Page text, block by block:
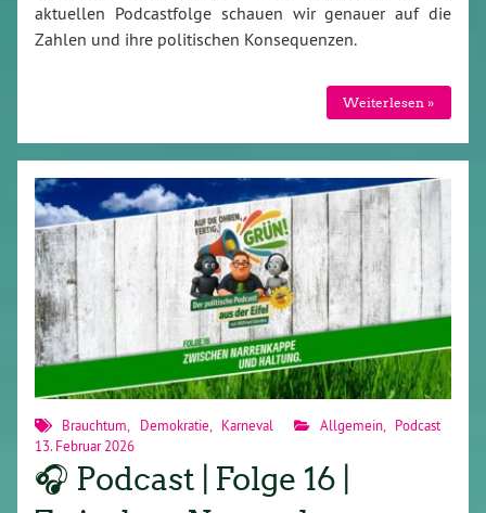
aktuellen Podcastfolge schauen wir genauer auf die
Zahlen und ihre politischen Konsequenzen.
Weiterlesen »
Brauchtum Demokratie Karneval Allgemein, Podcast
13. Februar 2026
🎧 Podcast | Folge 16 |